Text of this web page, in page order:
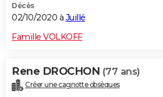
S'inscrire
Se connecter
Lycées
Collèges
Primaires
Universités
Entreprises
Service militaire
Avis de recherche
AVIS DE DÉCÈS
FORUM
Décès
02/10/2020 à Juillé
Famille VOLKOFF
Rene DROCHON (77 ans)
Créer une cagnotte obsèques